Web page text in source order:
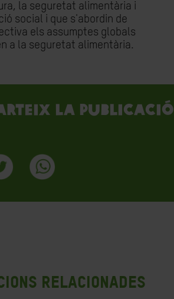
la seguretat alimentària i
social i que s'abordin de
els assumptes globals
a la seguretat alimentària.
la publicació
Relacionades